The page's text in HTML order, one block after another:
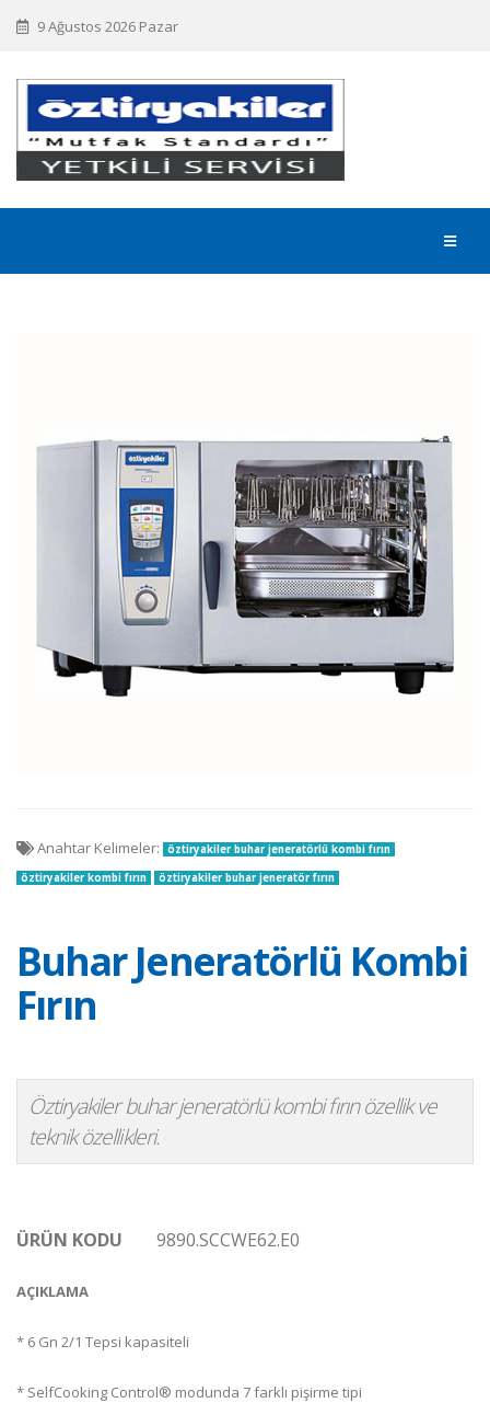
9 Ağustos 2026 Pazar
Buhar Jeneratörlü Kombi
Fırın
Öztiryakiler buhar jeneratörlü kombi fırın özellik ve
teknik özellikleri.
ÜRÜN KODU 9890.SCCWE62.E0
AÇIKLAMA
* 6 Gn 2/1 Tepsi kapasiteli
* SelfCooking Control® modunda 7 farklı pişirme tipi
Anahtar Kelimeler:
öztiryakiler buhar jeneratörlü kombi fırın
öztiryakiler kombi fırın
öztiryakiler buhar jeneratör fırın